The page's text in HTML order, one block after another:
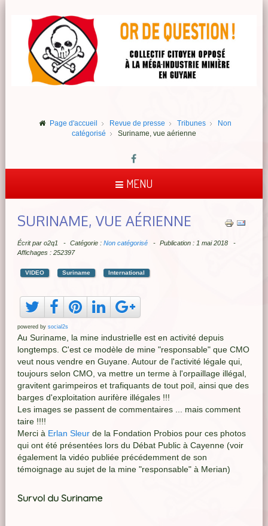
Page d'accueil Revue de presse Tribunes
Non
catégorisé
Suriname, vue aérienne
MENU
SURINAME, VUE AÉRIENNE
Écrit par o2q1 Catégorie : Non catégorisé
Publication : 1 mai 2018
Affichages : 252397
VIDEO Suriname International
powered by social2s
Au Suriname, la mine industrielle est en activité depuis
longtemps. C'est ce modèle de mine "responsable" que CMO
veut nous vendre en Guyane. Autour de l'activité légale qui,
toujours selon CMO, va mettre un terme à l'orpaillage illégal,
gravitent garimpeiros et trafiquants de tout poil, ainsi que des
barges d'exploitation aurifère illégales !!!
Les images se passent de commentaires ... mais comment
taire !!!!
Merci à Erlan Sleurde la Fondation Probios pour ces photos
qui ont été présentées lors du Débat Public à Cayenne (voir
également la vidéo publiée précédemment de son
témoignage au sujet de la mine "responsable" à Merian)
Survol du Suriname